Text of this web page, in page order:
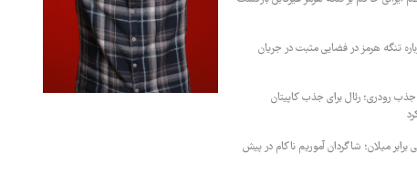
تنگه هرمز در فضایی مثبت در جریان
رودری؛ رئال برای جذب کاپیتان
میلان؛ شاگردان آموریم ناکام در پیش